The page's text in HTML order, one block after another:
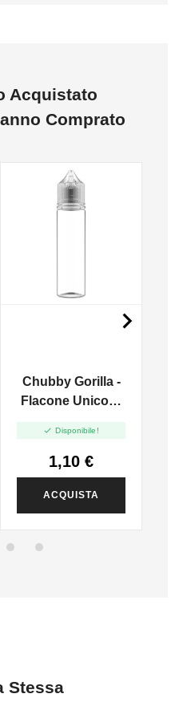
Acquistato
Comprato
Chubby Gorilla -
Flacone Unicorn
 Disponibile!
1,10 €
ACQUISTA

Stessa